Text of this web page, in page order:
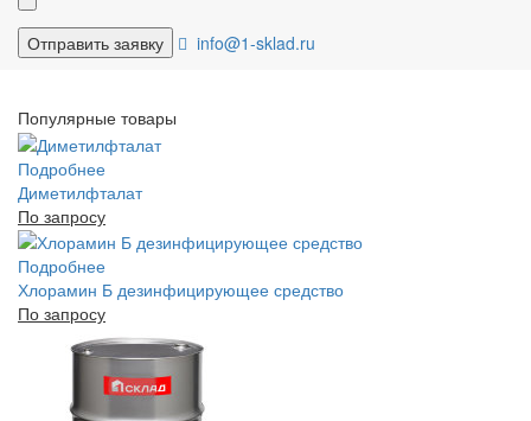
info@1-sklad.ru
Популярные товары
Подробнее
Диметилфталат
По запросу
Подробнее
Хлорамин Б дезинфицирующее средство
По запросу